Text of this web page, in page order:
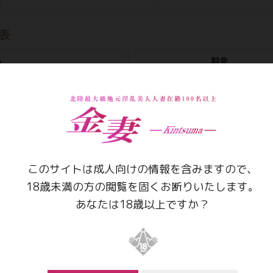
このサイトは成人向けの情報を含みますので、
18歳未満の方の閲覧を固くお断りいたします。
あなたは18歳以上ですか？
料金